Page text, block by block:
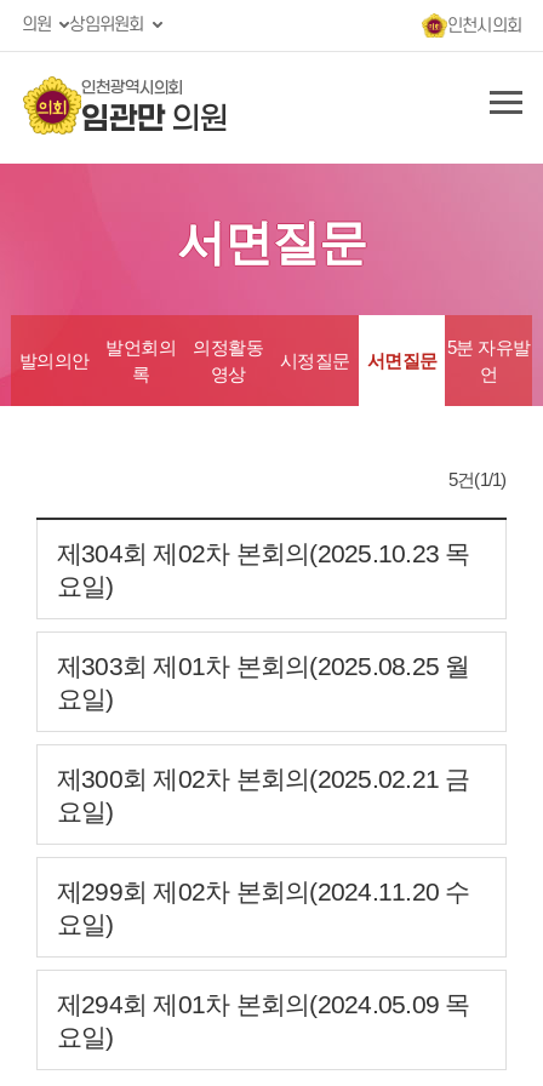
의원 상임위원회 인천시의회
인천광역시의회
임관만의원
서면질문
발의의안
발언회의
록
의정활동
영상
시정질문 서면질문
5분 자유발
언
5건(1/1)
제304회 제02차 본회의(2025.10.23 목
요일)
제303회 제01차 본회의(2025.08.25 월
요일)
제300회 제02차 본회의(2025.02.21 금
요일)
제299회 제02차 본회의(2024.11.20 수
요일)
제294회 제01차 본회의(2024.05.09 목
요일)